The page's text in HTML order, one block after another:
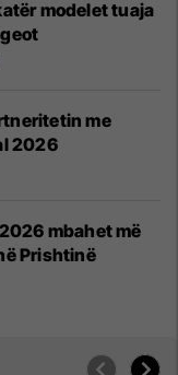
modelet tuaja
me
2026
2026 mbahet më
Prishtinë